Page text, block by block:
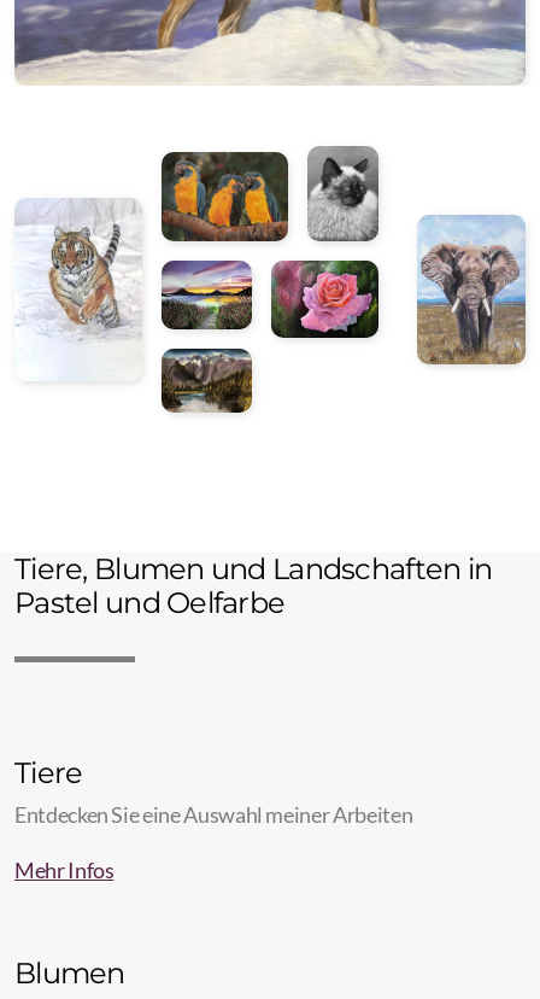
Tiere, Blumen und Landschaften in
Pastel und Oelfarbe
Tiere
Entdecken Sie eine Auswahl meiner Arbeiten
Mehr Infos
Blumen